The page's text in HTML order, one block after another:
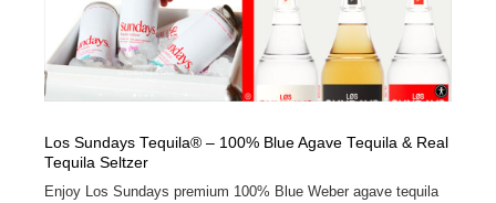
Los Sundays Tequila® – 100% Blue Agave Tequila & Real
Tequila Seltzer
Enjoy Los Sundays premium 100% Blue Weber agave tequila